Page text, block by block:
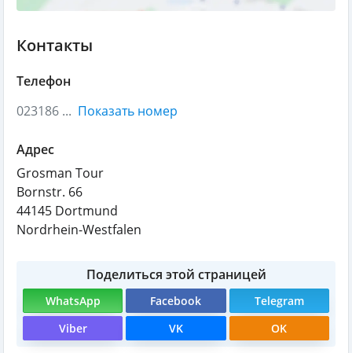
Контакты
Телефон
023186 ... Показать номер
Адрес
Grosman Tour
Bornstr. 66
44145 Dortmund
Nordrhein-Westfalen
Поделиться этой страницей
WhatsApp Facebook
Telegram
Viber
VK OK